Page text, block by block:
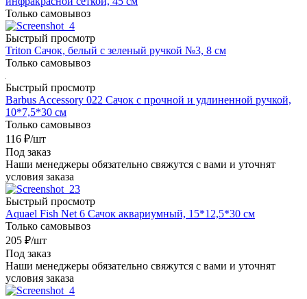
Только самовывоз
Быстрый просмотр
Triton Сачок, белый с зеленый ручкой №3, 8 см
Только самовывоз
Быстрый просмотр
Barbus Accessory 022 Сачок с прочной и удлиненной ручкой,
10*7,5*30 см
Только самовывоз
116 ₽/шт
Под заказ
Наши менеджеры обязательно свяжутся с вами и уточнят
условия заказа
Быстрый просмотр
Aquael Fish Net 6 Сачок аквариумный, 15*12,5*30 см
Только самовывоз
205 ₽/шт
Под заказ
Наши менеджеры обязательно свяжутся с вами и уточнят
условия заказа